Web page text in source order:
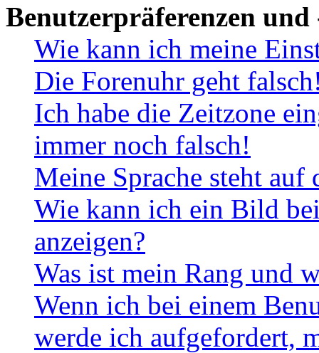
Benutzerpräferenzen und
Wie kann ich meine
Die Forenuhr geht
Ich habe die Zeitzone
immer noch falsch!
Meine Sprache steht
Wie kann ich ein Bild
anzeigen?
Was ist mein Rang und
Wenn ich bei einem
werde ich aufgefordert,